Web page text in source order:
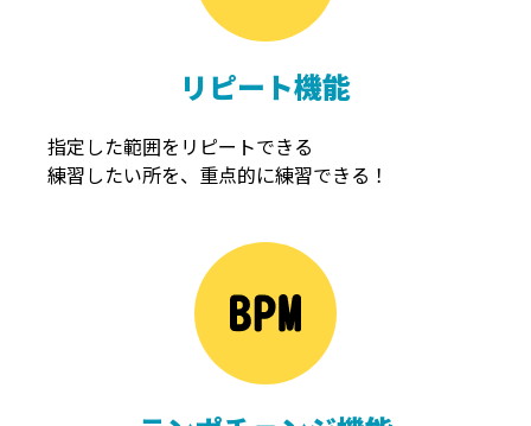
リピート機能
指定した範囲をリピートできる
練習したい所を、重点的に練習できる！